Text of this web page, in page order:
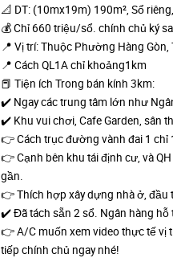
📐 DT: (10mx19m) 190m², Sổ
💰 Chỉ 660 triệu/sổ. chính chủ ký
📍 Vị trí: Thuộc Phường Hàng Gòn,
📍 Cách QL1A chỉ khoảng1km
📕 Tiện ích Trong bán kính 3km:
✔️ Ngay các trung tâm lớn như
✔️ Khu vui chơi, Cafe Garden, sân
👉 Cách trục đường vành đai 1 chỉ
👉 Cạnh bên khu tái định cư, và
gần.
👉 Thích hợp xây dựng nhà ở, đầu
✔️ Đã tách sẵn 2 sổ. Ngân hàng hỗ
👉 A/C muốn xem video thực tế vị
tiếp chính chủ ngay nhé!